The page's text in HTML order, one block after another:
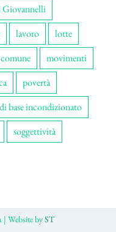
lavoro
lotte
movimenti
povertà
base incondizionato
soggettività
Website byST